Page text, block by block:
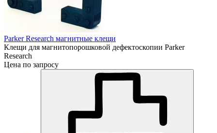
Parker Research магнитные клещи
Клещи для магнитопорошковой дефектоскопии Parker
Research
Цена по запросу